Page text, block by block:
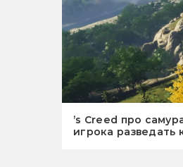
’s Creed про
игрока разведать